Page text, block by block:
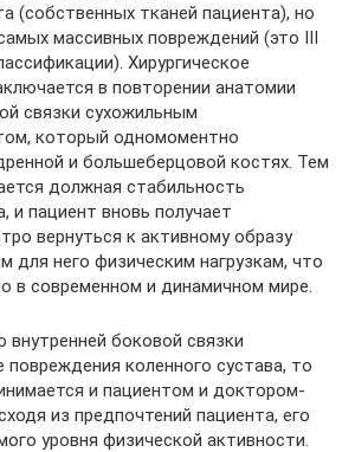
(собственных тканей пациента), но
массивных повреждений (это III
Хирургическое
в повторении анатомии
связки сухожильным
который одномоментно
и большеберцовой костях. Тем
должная стабильность
и пациент вновь получает
вернуться к активному образу
для него физическим нагрузкам, что
в современном и динамичном мире.
боковой связки
коленного сустава, то
и пациентом и доктором-
из предпочтений пациента, его
уровня физической активности.